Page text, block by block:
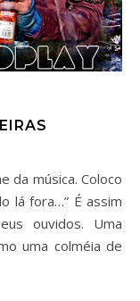
lá fora…” É assim
ouvidos. Uma
uma colméia de